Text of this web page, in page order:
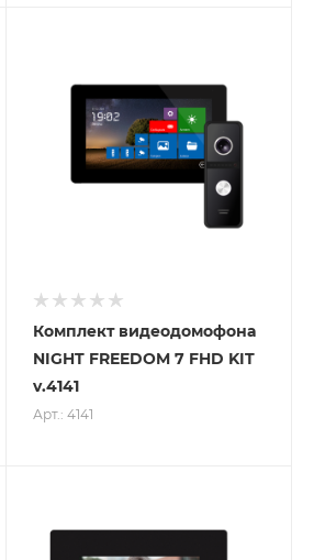
Комплект видеодомофона
NIGHT FREEDOM 7 FHD KIT
v.4141
Арт.: 4141